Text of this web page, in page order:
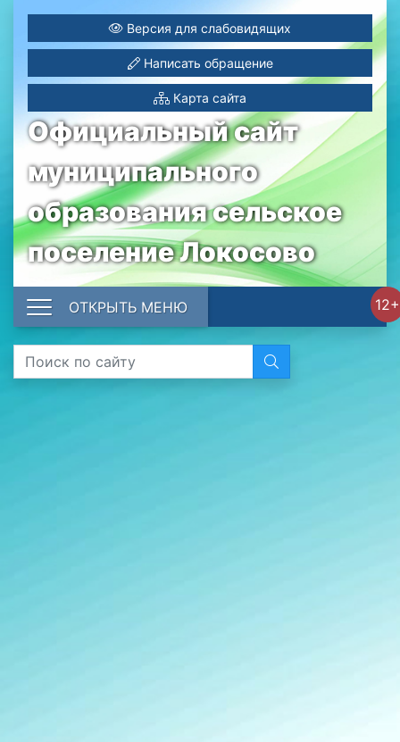
Официальный сайт
муниципального
образования сельское
поселение Локосово
Версия для слабовидящих
Написать обращение
Карта сайта
12+
ОТКРЫТЬ МЕНЮ